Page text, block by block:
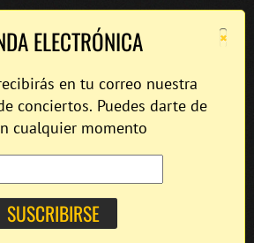
×
ELECTRÓNICA
en tu correo nuestra
conciertos. Puedes darte de
cualquier momento